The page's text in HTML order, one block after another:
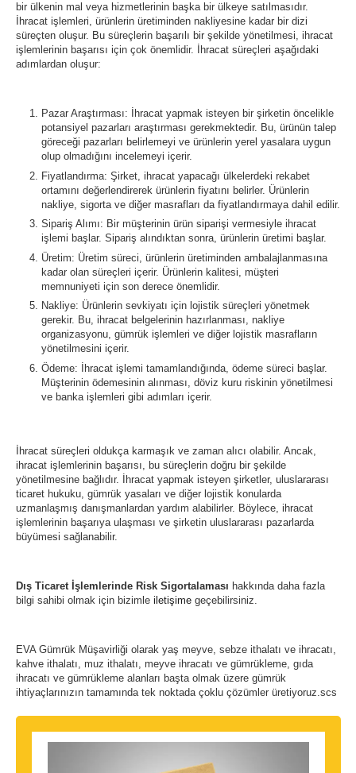
bir ülkenin mal veya hizmetlerinin başka bir ülkeye satılmasıdır.
İhracat işlemleri, ürünlerin üretiminden nakliyesine kadar bir dizi
süreçten oluşur. Bu süreçlerin başarılı bir şekilde yönetilmesi, ihracat
işlemlerinin başarısı için çok önemlidir. İhracat süreçleri aşağıdaki
adımlardan oluşur:
Pazar Araştırması: İhracat yapmak isteyen bir şirketin öncelikle
potansiyel pazarları araştırması gerekmektedir. Bu, ürünün talep
göreceği pazarları belirlemeyi ve ürünlerin yerel yasalara uygun
olup olmadığını incelemeyi içerir.
Fiyatlandırma: Şirket, ihracat yapacağı ülkelerdeki rekabet
ortamını değerlendirerek ürünlerin fiyatını belirler. Ürünlerin
nakliye, sigorta ve diğer masrafları da fiyatlandırmaya dahil edilir.
Sipariş Alımı: Bir müşterinin ürün siparişi vermesiyle ihracat
işlemi başlar. Sipariş alındıktan sonra, ürünlerin üretimi başlar.
Üretim: Üretim süreci, ürünlerin üretiminden ambalajlanmasına
kadar olan süreçleri içerir. Ürünlerin kalitesi, müşteri
memnuniyeti için son derece önemlidir.
Nakliye: Ürünlerin sevkiyatı için lojistik süreçleri yönetmek
gerekir. Bu, ihracat belgelerinin hazırlanması, nakliye
organizasyonu, gümrük işlemleri ve diğer lojistik masrafların
yönetilmesini içerir.
Ödeme: İhracat işlemi tamamlandığında, ödeme süreci başlar.
Müşterinin ödemesinin alınması, döviz kuru riskinin yönetilmesi
ve banka işlemleri gibi adımları içerir.
İhracat süreçleri oldukça karmaşık ve zaman alıcı olabilir. Ancak,
ihracat işlemlerinin başarısı, bu süreçlerin doğru bir şekilde
yönetilmesine bağlıdır. İhracat yapmak isteyen şirketler, uluslararası
ticaret hukuku, gümrük yasaları ve diğer lojistik konularda
uzmanlaşmış danışmanlardan yardım alabilirler. Böylece, ihracat
işlemlerinin başarıya ulaşması ve şirketin uluslararası pazarlarda
büyümesi sağlanabilir.
Dış Ticaret İşlemlerinde Risk Sigortalaması hakkında daha fazla
bilgi sahibi olmak için bizimle iletişimegeçebilirsiniz.
EVA Gümrük Müşavirliği olarak yaş meyve, sebze ithalatı ve ihracatı,
kahve ithalatı, muz ithalatı, meyve ihracatı ve gümrükleme, gıda
ihracatı ve gümrükleme alanları başta olmak üzere gümrük
ihtiyaçlarınızın tamamında tek noktada çoklu çözümler üretiyoruz.scs